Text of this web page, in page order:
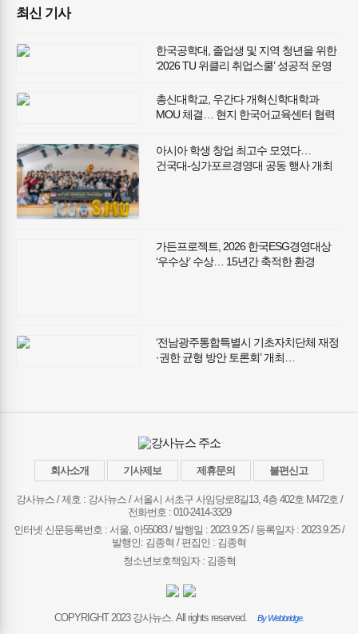
최신 기사
한국공학대, 졸업생 및 지역 청년을 위한
‘2026 TU 위클리 취업스쿨’ 성공적 운영
총신대학교, 우간다 개혁신학대학과
MOU 체결… 현지 한국어교육센터 협력
아시아 학생 창업 최고수 모였다…
건국대-싱가포르경영대 공동 행사 개최
가든프로젝트, 2026 한국ESG경영대상
‘우수상’ 수상… 15년간 축적한 환경
‘전남광주통합특별시 기초자치단체 재정
·권한 균형 방안 토론회’ 개최…
회사소개 기사제보 제휴문의 불편신고
강사뉴스 / 제호 : 강사뉴스 /서울시 서초구 사임당로8길13, 4층 402호 M472호 /
전화번호 : 010-2414-3329
인터넷 신문등록번호 : 서울, 아55083 / 발행일 : 2023.9.25 / 등록일자 : 2023.9.25 /
발행인: 김종혁 / 편집인 : 김종혁
청소년보호책임자 : 김종혁
COPYRIGHT 2023 강사뉴스. All rights reserved. By Webbridge.